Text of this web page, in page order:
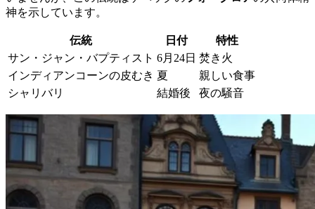
神を示しています。
伝統 日付
特性
サン・ジャン・バプティスト 6月24日 焚き火
インディアンコーンの皮むき 夏
親しい食事
シャリバリ
結婚後 夜の騒音